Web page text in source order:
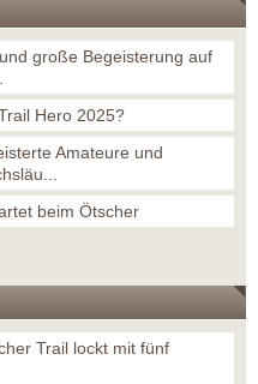
große Begeisterung auf
Hero 2025?
Amateure und
beim Ötscher
Trail lockt mit fünf